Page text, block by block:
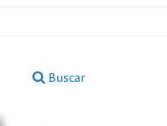
Buscar